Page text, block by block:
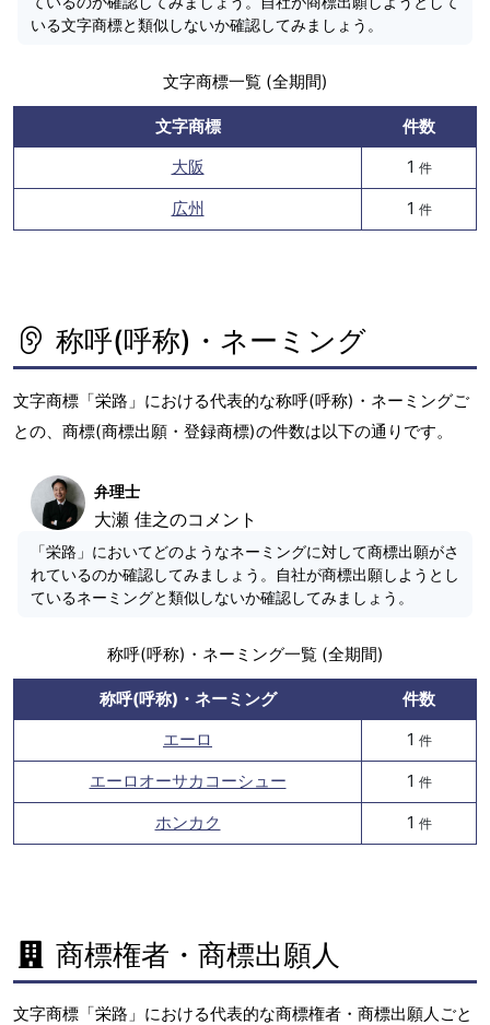
いる文字商標と類似しないか確認してみましょう。
文字商標一覧 (全期間)
文字商標
件数
大阪
1 件
広州 1 件
称呼(呼称)・ネーミング
文字商標「栄路」における代表的な称呼(呼称)・ネーミングご
との、商標(商標出願・登録商標)の件数は以下の通りです。
弁理士
大瀬 佳之のコメント
「栄路」においてどのようなネーミングに対して商標出願がさ
れているのか確認してみましょう。自社が商標出願しようとし
ているネーミングと類似しないか確認してみましょう。
称呼(呼称)・ネーミング一覧 (全期間)
称呼(呼称)・ネーミング
件数
エーロ
1 件
エーロオーサカコーシュー 1 件
ホンカク 1 件
商標権者・商標出願人
文字商標「栄路」における代表的な商標権者・商標出願人ごと